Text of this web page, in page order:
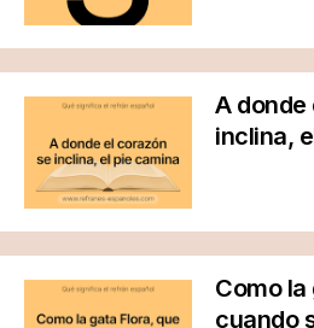
A donde
inclina,
Como la
cuando